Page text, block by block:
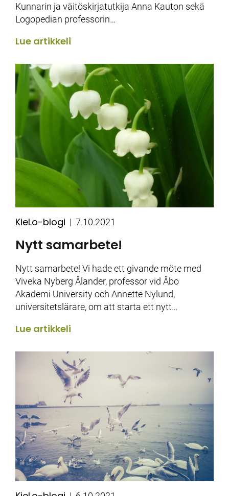
Kunnarin ja väitöskirjatutkija Anna Kauton sekä
Logopedian professorin…
Lue artikkeli
Kategoriat
KieLo-blogi Julkaistu
7.10.2021
Nytt samarbete!
Nytt samarbete! Vi hade ett givande möte med
Viveka Nyberg Ålander, professor vid Åbo
Akademi University och Annette Nylund,
universitetslärare, om att starta ett nytt…
Lue artikkeli